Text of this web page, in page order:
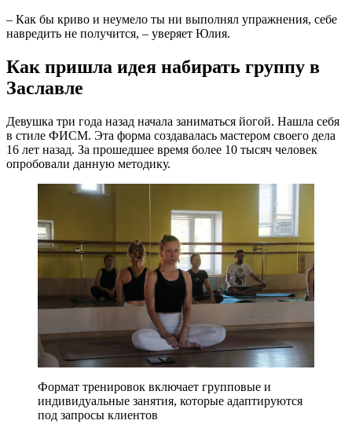
– Как бы криво и неумело ты ни выполнял упражнения, себе
навредить не получится, – уверяет Юлия.
Как пришла идея набирать группу в
Заславле
Девушка три года назад начала заниматься йогой. Нашла себя
в стиле ФИСМ. Эта форма создавалась мастером своего дела
16 лет назад. За прошедшее время более 10 тысяч человек
опробовали данную методику.
Формат тренировок включает групповые и
индивидуальные занятия, которые адаптируются
под запросы клиентов